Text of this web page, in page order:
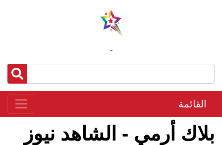
-
القائمة
بلاك أرمي - الشاهد نيوز